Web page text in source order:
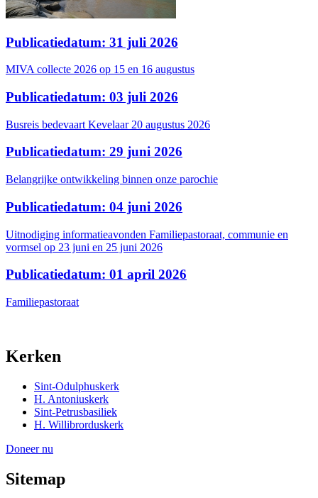
Publicatiedatum: 31 juli 2026
MIVA collecte 2026 op 15 en 16 augustus
Publicatiedatum: 03 juli 2026
Busreis bedevaart Kevelaar 20 augustus 2026
Publicatiedatum: 29 juni 2026
Belangrijke ontwikkeling binnen onze parochie
Publicatiedatum: 04 juni 2026
Uitnodiging informatieavonden Familiepastoraat, communie en
vormsel op 23 juni en 25 juni 2026
Publicatiedatum: 01 april 2026
Familiepastoraat
Kerken
Sint-Odulphuskerk
H. Antoniuskerk
Sint-Petrusbasiliek
H. Willibrorduskerk
Doneer nu
Sitemap